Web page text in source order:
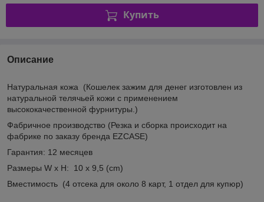
Купить
Описание
Натуральная кожа (Кошелек зажим для денег изготовлен из
натуральной телячьей кожи с применением
высококачественной фурнитуры.)
Фабричное производство (Резка и сборка происходит на
фабрике по заказу бренда EZCASE)
Гарантия: 12 месяцев
Размеры W x H: 10 x 9,5 (cm)
Вместимость (4 отсека для около 8 карт, 1 отдел для купюр)